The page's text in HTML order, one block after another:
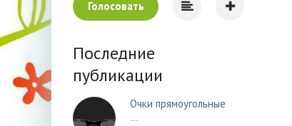
Голосовать
Последние
публикации
Очки прямоугольные
---